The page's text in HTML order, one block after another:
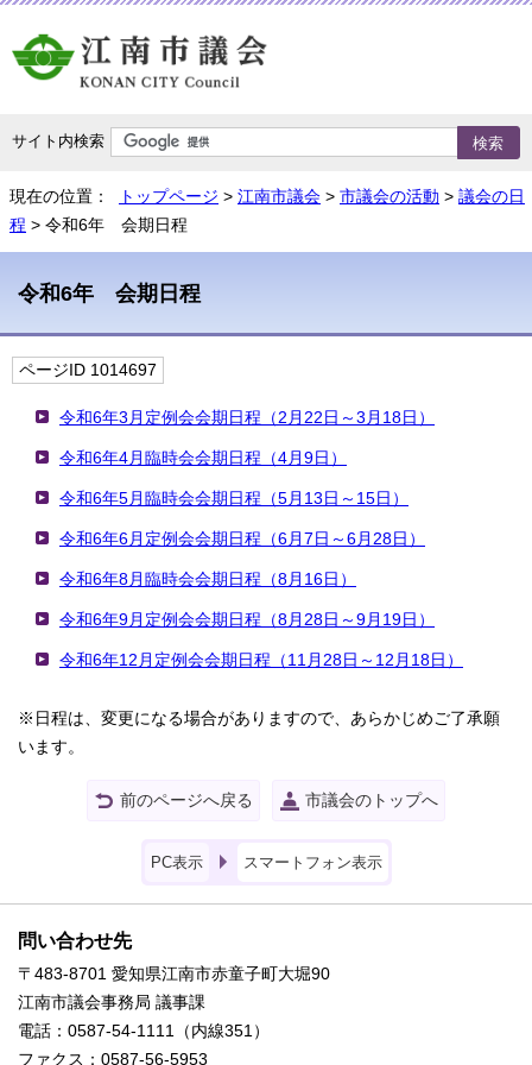
サイト内検索
現在の位置： トップページ > 江南市議会 > 市議会の活動 > 議会の日
程 > 令和6年 会期日程
令和6年 会期日程
ページID 1014697
令和6年3月定例会会期日程（2月22日～3月18日）
令和6年4月臨時会会期日程（4月9日）
令和6年5月臨時会会期日程（5月13日～15日）
令和6年6月定例会会期日程（6月7日～6月28日）
令和6年8月臨時会会期日程（8月16日）
令和6年9月定例会会期日程（8月28日～9月19日）
令和6年12月定例会会期日程（11月28日～12月18日）
※日程は、変更になる場合がありますので、あらかじめご了承願
います。
前のページへ戻る 市議会のトップへ
PC表示 スマートフォン表示
問い合わせ先
〒483-8701 愛知県江南市赤童子町大堀90
江南市議会事務局 議事課
電話：0587-54-1111（内線351）
ファクス：0587-56-5953